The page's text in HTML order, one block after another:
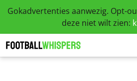
Gokadvertenties aanwezig. Opt-
deze niet wilt zien: